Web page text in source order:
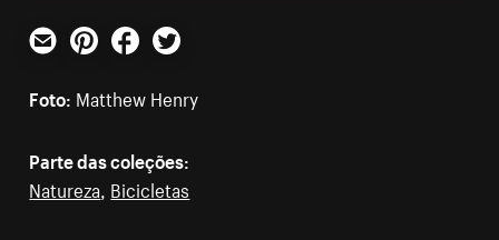
E-mailPinterestFacebookTwitter
Foto: Matthew Henry
Parte das coleções:
Natureza, Bicicletas